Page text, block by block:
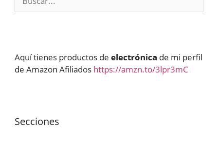
Aquí tienes productos de electrónica de mi perfil
de Amazon Afiliados https://amzn.to/3lpr3mC
Secciones